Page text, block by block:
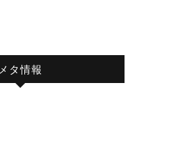
メタ情報